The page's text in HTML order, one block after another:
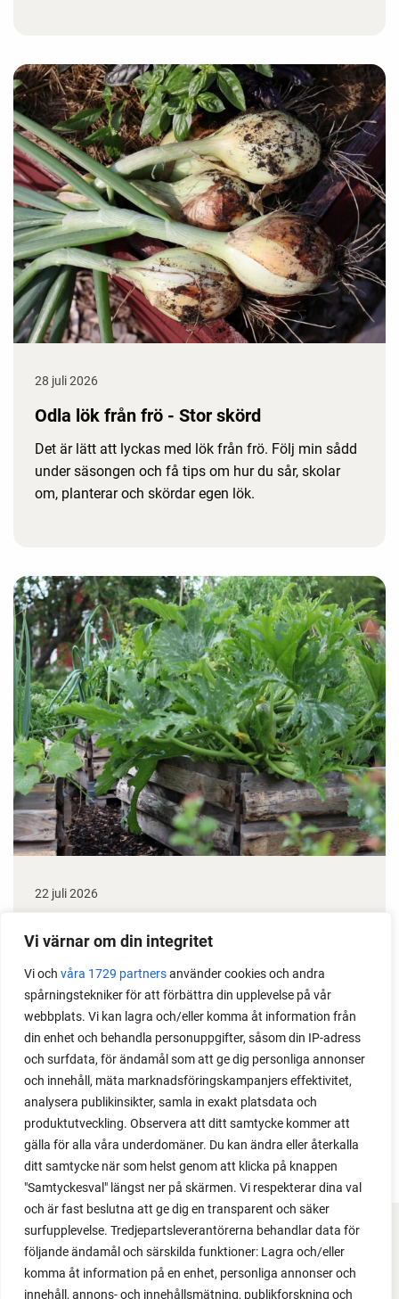
Vi värnar om din integritet
Vi och våra 1729 partnersanvänder cookies och andra
spårningstekniker för att förbättra din upplevelse på vår
webbplats. Vi kan lagra och/eller komma åt information från
din enhet och behandla personuppgifter, såsom din IP-adress
och surfdata, för ändamål som att ge dig personliga annonser
och innehåll, mäta marknadsföringskampanjers effektivitet,
analysera publikinsikter, samla in exakt platsdata och
produktutveckling. Observera att ditt samtycke kommer att
gälla för alla våra underdomäner. Du kan ändra eller återkalla
ditt samtycke när som helst genom att klicka på knappen
"Samtyckesval" längst ner på skärmen. Vi respekterar dina val
och är fast beslutna att ge dig en transparent och säker
surfupplevelse. Tredjepartsleverantörerna behandlar data för
följande ändamål och särskilda funktioner: Lagra och/eller
komma åt information på en enhet, personliga annonser och
innehåll, annons- och innehållsmätning, publikforskning och
28 juli 2026
Odla lök från frö - Stor skörd
Det är lätt att lyckas med lök från frö. Följ min sådd
under säsongen och få tips om hur du sår, skolar
om, planterar och skördar egen lök.
22 juli 2026
växter i en pallkrage tillsammans med andra växter.
Perfekt om du vill odla mycket i på liten yta.
FACEBOOK
YOUTUBE